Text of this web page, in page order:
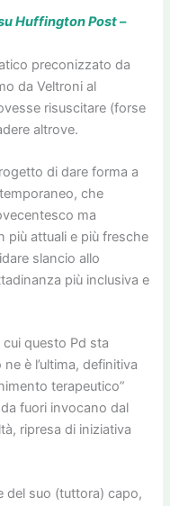
Huffington Post –
preconizzato da
da Veltroni al
risuscitare (forse
altrove.
di dare forma a
che
ma
più attuali e più fresche
slancio allo
più inclusiva e
questo Pd sta
è l’ultima, definitiva
terapeutico”
fuori invocano dal
ripresa di iniziativa
del suo (tuttora) capo,